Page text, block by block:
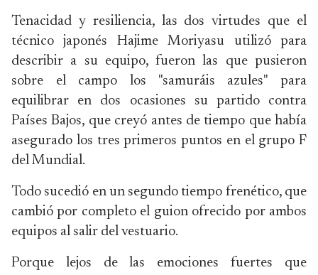
Tenacidad y resiliencia, las dos virtudes que el
técnico japonés Hajime Moriyasu utilizó para
describir a su equipo, fueron las que pusieron
sobre el campo los "samuráis azules" para
equilibrar en dos ocasiones su partido contra
Países Bajos, que creyó antes de tiempo que había
asegurado los tres primeros puntos en el grupo F
del Mundial.
Todo sucedió en un segundo tiempo frenético, que
cambió por completo el guion ofrecido por ambos
equipos al salir del vestuario.
Porque lejos de las emociones fuertes que